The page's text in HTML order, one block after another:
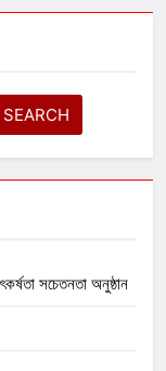
সচেতনতা অনুষ্ঠান